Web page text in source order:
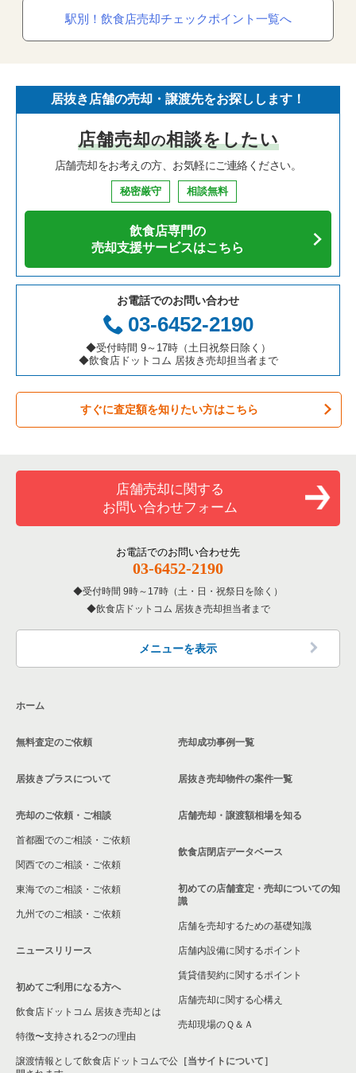
駅別！飲食店売却チェックポイント一覧へ
居抜き店舗の売却・譲渡先をお探しします！
店舗売却の相談をしたい
店舗売却をお考えの方、お気軽にご連絡ください。
秘密厳守 相談無料
飲食店専門の
売却支援サービスはこちら
お電話でのお問い合わせ
03-6452-2190
◆受付時間 9～17時（土日祝祭日除く）
◆飲食店ドットコム 居抜き売却担当者まで
すぐに査定額を知りたい方はこちら
店舗売却に関する
お問い合わせフォーム
お電話でのお問い合わせ先
03-6452-2190
受付時間 9時～17時（土・日・祝祭日を除く）
飲食店ドットコム 居抜き売却担当者まで
メニューを表示
ホーム
無料査定のご依頼
居抜きプラスについて
売却のご依頼・ご相談
首都圏でのご相談・ご依頼
関西でのご相談・ご依頼
東海でのご相談・ご依頼
九州でのご相談・ご依頼
ニュースリリース
初めてご利用になる方へ
飲食店ドットコム 居抜き売却とは
特徴〜支持される2つの理由
譲渡情報として飲食店ドットコムで公
売却成功事例一覧
居抜き売却物件の案件一覧
店舗売却・譲渡額相場を知る
飲食店閉店データベース
初めての店舗査定・売却についての知
識
店舗を売却するための基礎知識
店舗内設備に関するポイント
賃貸借契約に関するポイント
店舗売却に関する心構え
売却現場のＱ＆Ａ
［当サイトについて］